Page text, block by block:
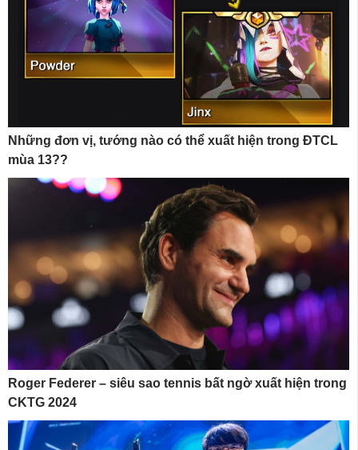
Những đơn vị, tướng nào có thể xuất hiện trong ĐTCL
mùa 13??
Roger Federer – siêu sao tennis bất ngờ xuất hiện trong
CKTG 2024